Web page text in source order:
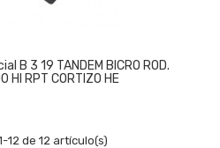
B 3 19 TANDEM BICRO ROD.
HI RPT CORTIZO HE
12 de 12 artículo(s)